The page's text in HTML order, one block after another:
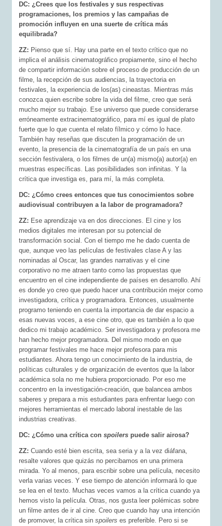
DC: ¿Crees que los festivales y sus respectivas
programaciones, los premios y las campañas de
promoción influyen en una suerte de crítica más
equilibrada?
ZZ: Pienso que sí. Hay una parte en el texto crítico que no
implica el análisis cinematográfico propiamente, sino el hecho
de compartir información sobre el proceso de producción de un
filme, la recepción de sus audiencias, la trayectoria en
festivales, la experiencia de los(as) cineastas. Mientras más
conozca quien escribe sobre la vida del filme, creo que será
mucho mejor su trabajo. Ese universo que puede considerarse
erróneamente extracinematográfico, para mí es igual de plato
fuerte que lo que cuenta el relato fílmico y cómo lo hace.
También hay reseñas que discuten la programación de un
evento, la presencia de la cinematografía de un país en una
sección festivalera, o los filmes de un(a) mismo(a) autor(a) en
muestras específicas. Las posibilidades son infinitas. Y la
crítica que investiga es, para mí, la más completa.
DC: ¿Cómo crees entonces que tus conocimientos sobre
audiovisual contribuyen a la labor de programadora?
ZZ: Ese aprendizaje va en dos direcciones. El cine y los
medios digitales me interesan por su potencial de
transformación social. Con el tiempo me he dado cuenta de
que, aunque veo las películas de festivales clase A y las
nominadas al Oscar, las grandes narrativas y el cine
corporativo no me atraen tanto como las propuestas que
encuentro en el cine independiente de países en desarrollo. Ahí
es donde yo creo que puedo hacer una contribución mejor como
investigadora, crítica y programadora. Entonces, usualmente
programo teniendo en cuenta la importancia de dar espacio a
esas nuevas voces, a ese cine otro, que es también a lo que
dedico mi trabajo académico. Ser investigadora y profesora me
han hecho mejor programadora. Del mismo modo en que
programar festivales me hace mejor profesora para mis
estudiantes. Ahora tengo un conocimiento de la industria, de
políticas culturales y de organización de eventos que la labor
académica sola no me hubiera proporcionado. Por eso me
concentro en la investigación-creación, que balancea ambos
saberes y prepara a mis estudiantes para enfrentar luego con
mejores herramientas el mercado laboral inestable de las
industrias creativas.
DC: ¿Cómo una crítica conspoilers puede salir airosa?
ZZ: Cuando esté bien escrita, sea seria y a la vez diáfana,
resalte valores que quizás no percibamos en una primera
mirada. Yo al menos, para escribir sobre una película, necesito
verla varias veces. Y ese tiempo de atención informará lo que
se lea en el texto. Muchas veces vamos a la crítica cuando ya
hemos visto la película. Otras, nos gusta leer polémicas sobre
un filme antes de ir al cine. Creo que cuando hay una intención
de promover, la crítica sinspoilers es preferible. Pero si se